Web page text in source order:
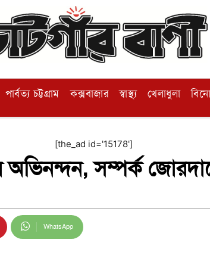
পার্বত্য চট্টগ্রাম কক্সবাজার স্বাস্থ্য খেলাধুলা
[the_ad id='15178']
অভিনন্দন, সম্পর্ক
WhatsApp